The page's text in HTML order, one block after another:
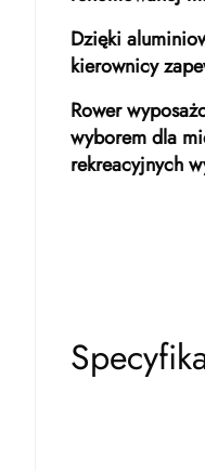
Dzięki
kierownicy
Rower
wyborem dla
rekreacyjnych